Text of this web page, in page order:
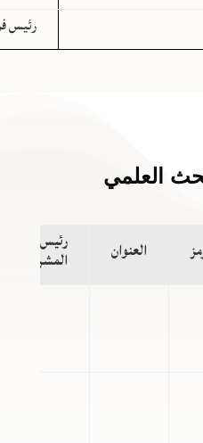
رئيس
العلمي
العنوان رئيس
المشروع